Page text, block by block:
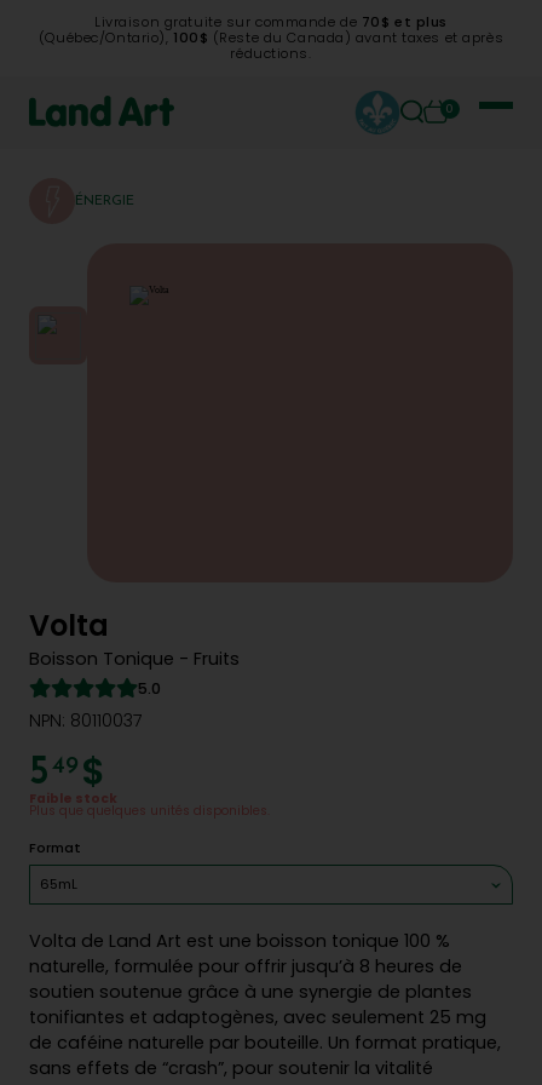
Livraison gratuite sur commande de 70$ et plus
(Québec/Ontario), 100$ (Reste du Canada) avant taxes et après
réductions.
0
ÉNERGIE
Volta
Boisson Tonique - Fruits
5.0
NPN: 80110037
5 49 $
Faible stock
Plus que quelques unités disponibles.
Format
65mL
Volta de Land Art est une boisson tonique 100 %
naturelle, formulée pour offrir jusqu’à 8 heures de
soutien soutenue grâce à une synergie de plantes
tonifiantes et adaptogènes, avec seulement 25 mg
de caféine naturelle par bouteille. Un format pratique,
sans effets de “crash”, pour soutenir la vitalité